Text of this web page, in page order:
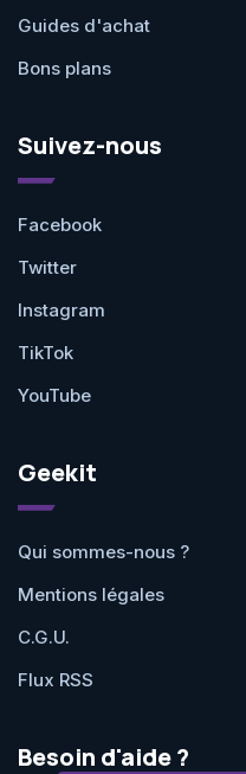
Guides d'achat
Bons plans
Suivez-nous
Facebook
Twitter
Instagram
TikTok
YouTube
Geekit
Qui sommes-nous ?
Mentions légales
C.G.U.
Flux RSS
Besoin d'aide ?